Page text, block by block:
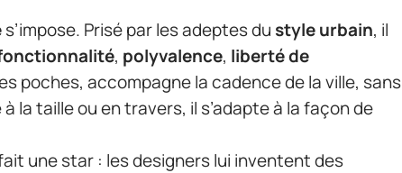
s’impose. Prisé par les adeptes du style urbain, il
, polyvalence, liberté de
poches, accompagne la cadence de la ville, sans
la taille ou en travers, il s’adapte à la façon de
une star : les designers lui inventent des